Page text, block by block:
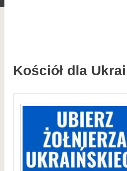
Kościół dla